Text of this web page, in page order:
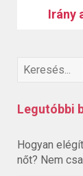
Irány
Legutóbbi
Hogyan
nőt? Nem